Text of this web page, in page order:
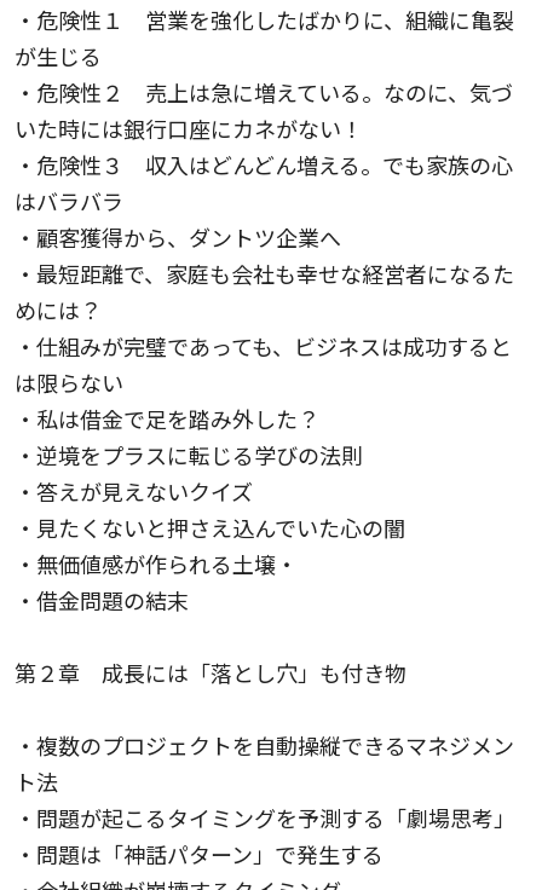
・危険性１ 営業を強化したばかりに、組織に亀裂
が生じる
・危険性２ 売上は急に増えている。なのに、気づ
いた時には銀行口座にカネがない！
・危険性３ 収入はどんどん増える。でも家族の心
はバラバラ
・顧客獲得から、ダントツ企業へ
・最短距離で、家庭も会社も幸せな経営者になるた
めには？
・仕組みが完璧であっても、ビジネスは成功すると
は限らない
・私は借金で足を踏み外した？
・逆境をプラスに転じる学びの法則
・答えが見えないクイズ
・見たくないと押さえ込んでいた心の闇
・無価値感が作られる土壌・
・借金問題の結末
第２章 成長には「落とし穴」も付き物
・複数のプロジェクトを自動操縦できるマネジメン
ト法
・問題が起こるタイミングを予測する「劇場思考」
・問題は「神話パターン」で発生する